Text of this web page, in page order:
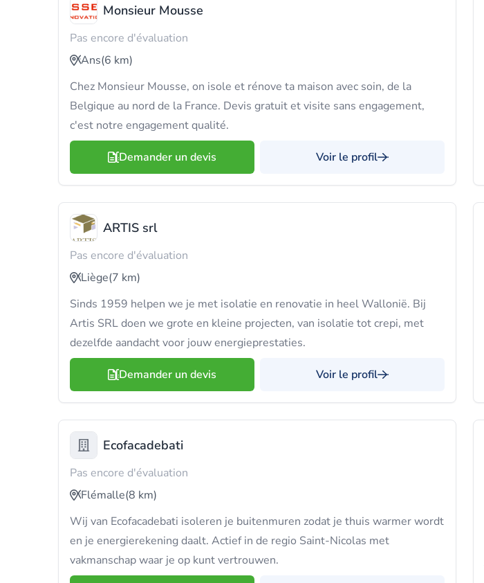
Monsieur Mousse
Pas encore d'évaluation
Ans(6 km)
Chez Monsieur Mousse, on isole et rénove ta maison avec soin, de la
Belgique au nord de la France. Devis gratuit et visite sans engagement,
c'est notre engagement qualité.
Demander un devis Voir le profil
ARTIS srl
Pas encore d'évaluation
Liège(7 km)
Sinds 1959 helpen we je met isolatie en renovatie in heel Wallonië. Bij
Artis SRL doen we grote en kleine projecten, van isolatie tot crepi, met
dezelfde aandacht voor jouw energieprestaties.
Demander un devis Voir le profil
Ecofacadebati
Pas encore d'évaluation
Flémalle(8 km)
Wij van Ecofacadebati isoleren je buitenmuren zodat je thuis warmer wordt
en je energierekening daalt. Actief in de regio Saint-Nicolas met
vakmanschap waar je op kunt vertrouwen.